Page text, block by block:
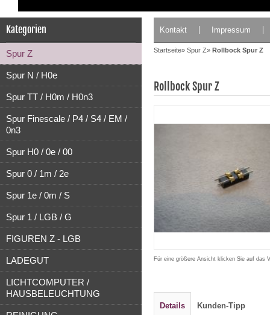
Kategorien
Spur Z
Spur N / H0e
Spur TT / H0m / H0n3
Spur Finescale / P4 / S4 / EM /
0n3
Spur H0 / 0e / 00
Spur 0 / 1m / 2e
Spur 1e / 0m / S
Spur 1 / LGB / G
FIGUREN Z - LGB
LADEGUT
LICHTCOMPUTER /
HAUSBELEUCHTUNG
Kontakt Impressum
Startseite» Spur Z» Rollbock Spur Z
Rollbock Spur Z
Für eine größere Ansicht klicken Sie auf das
Details Kunden-Tipp